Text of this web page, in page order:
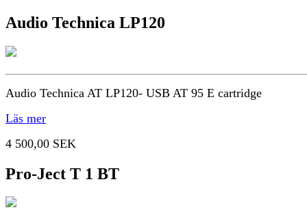
Audio Technica LP120
Audio Technica AT LP120- USB AT 95 E cartridge
Läs mer
4 500,00 SEK
Pro-Ject T 1 BT